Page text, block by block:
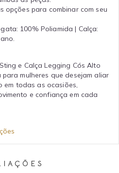
opções para combinar com seu
100% Poliamida | Calça:
e Calça Legging Cós Alto
mulheres que desejam aliar
em todas as ocasiões,
e confiança em cada